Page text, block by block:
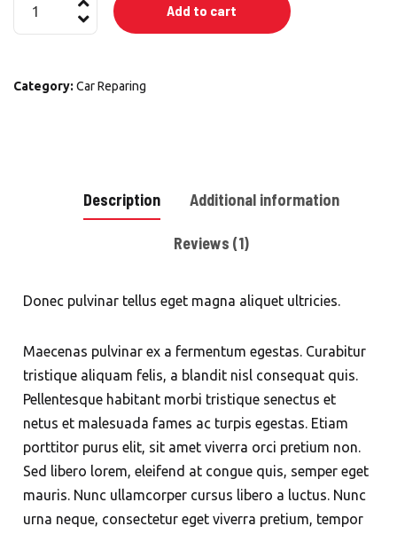
Add to cart
Category: Car Reparing
Description Additional information
Reviews (1)
Donec pulvinar tellus eget magna aliquet ultricies.
Maecenas pulvinar ex a fermentum egestas. Curabitur
tristique aliquam felis, a blandit nisl consequat quis.
Pellentesque habitant morbi tristique senectus et
netus et malesuada fames ac turpis egestas. Etiam
porttitor purus elit, sit amet viverra orci pretium non.
Sed libero lorem, eleifend at congue quis, semper eget
mauris. Nunc ullamcorper cursus libero a luctus. Nunc
urna neque, consectetur eget viverra pretium, tempor